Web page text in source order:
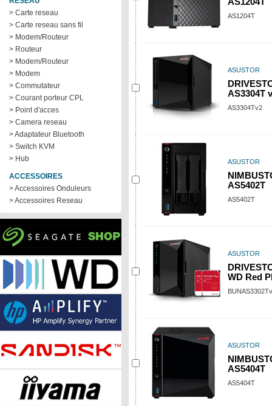
> Carte reseau
> Carte reseau sans fil
> Modem/Routeur
> Routeur
> Modem/Routeur
> Modem
> Commutateur
> Courant porteur CPL
> Point d'acces
> Camera reseau
> Adaptateur Bluetooth
> Switch KVM
> Hub
ACCESSOIRES
> Accessoires Onduleurs
> Accessoires Reseau
AS1204T
ASUSTOR
AS3304T
AS3304Tv2
ASUSTOR
AS5402T
AS5402T
ASUSTOR
WD Red
ASUSTOR
AS5404T
AS5404T